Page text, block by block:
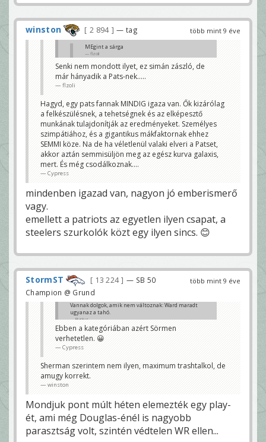
több mint 9 éve
winston 2 894 — tag
MEgint a sárga
flzoli
Most mondd meg... pedig Ward soha nem paraszt...
oh wait...
Senki nem mondott ilyet, ez simán zászló, de
már hányadik a Pats-nek.....
flzoli
Hagyd, egy pats fannak MINDIG igaza van. Ők kizárólag
a felkészülésnek, a tehetségnek és az elképesztő
munkának tulajdonítják az eredményeket. Személyes
szimpátiához, és a gigantikus mákfaktornak ehhez
SEMMI köze. Na de ha véletlenül valaki elveri a Patset,
akkor aztán semmisüljön meg az egész kurva galaxis,
mert. És még csodálkoznak....
Cypress
mindenben igazad van, nagyon jó emberismerő
vagy.
emellett a patriots az egyetlen ilyen csapat, a
steelers szurkolók közt egy ilyen sincs. 😊
több mint 9 éve
StormST 13 224
— SB 50
Champion @ Grund
Vannak dolgok, amik nem változnak: Ward maradt
ugyanaz a tahó.
Burkus
Ebben a kategóriában azért Sörmen
verhetetlen. 😀
Cypress
Sherman szerintem nem ilyen, maximum trashtalkol, de
amugy korrekt.
winston
Mondjuk pont múlt héten elemezték egy play-
ét, ami még Douglas-énél is nagyobb
parasztság volt, szintén védtelen WR ellen...